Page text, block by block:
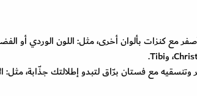
وتنسقيه مع فستان برّاق لتبدو إطلالتك جذّابة، مثل: